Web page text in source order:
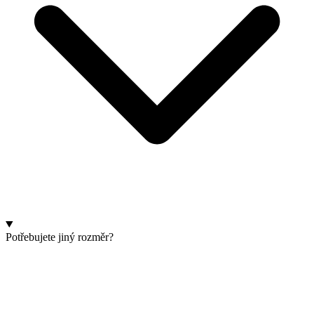
Potřebujete jiný rozměr?